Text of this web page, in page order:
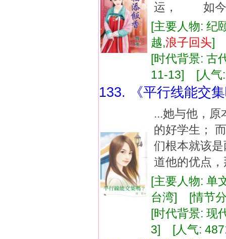
运， 如今
[主要人物:
越,浪子回头
[时代背景:
11-13] [人
133. 《平行线能交
...她与他，原
的好学生；
们根本就该
道他的优点
[主要人物: 单
台湾] [情节
[时代背景:
3] [人气: